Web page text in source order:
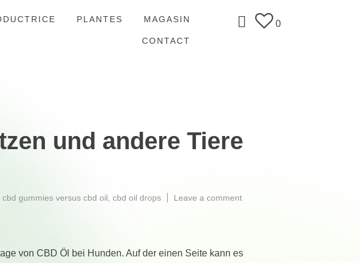
PLANTES MAGASIN
CONTACT
0
und andere Tiere
cbd gummies versus cbd oil cbd oil drops Leave a commenton
von CBD Öl bei Hunden. Auf der einen Seite kann es